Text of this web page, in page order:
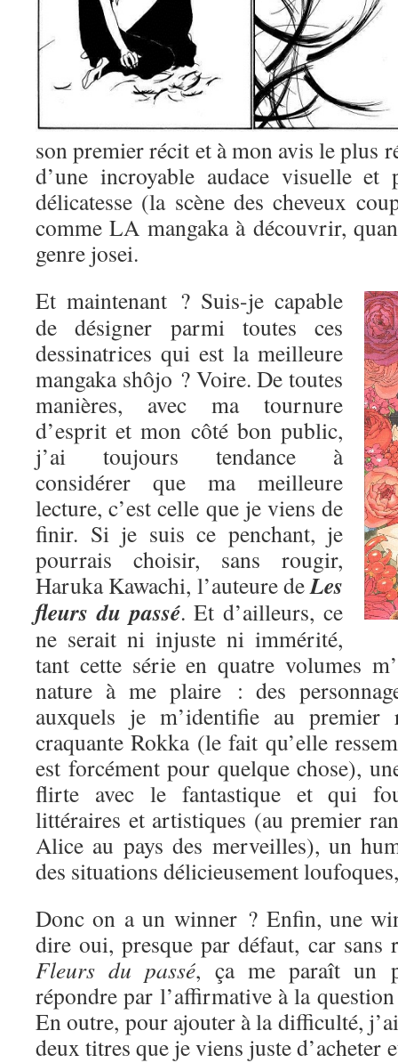
son premier récit et à mon avis le plus
d’une incroyable audace visuelle et
délicatesse (la scène des cheveux
comme LA mangaka à découvrir,
genre josei.
Et maintenant ? Suis-je capable
de désigner parmi toutes ces
dessinatrices qui est la meilleure
mangaka shôjo ? Voire. De toutes
manières, avec ma tournure
d’esprit et mon côté bon public,
j’ai toujours tendance à
considérer que ma meilleure
lecture, c’est celle que je viens de
finir. Si je suis ce penchant, je
pourrais choisir, sans rougir,
Haruka Kawachi, l’auteure deLes
fleurs du passé. Et d’ailleurs, ce
ne serait ni injuste ni immérité,
tant cette série en quatre volumes
nature à me plaire : des
auxquels je m’identifie au premier
craquante Rokka (le fait qu’elle
est forcément pour quelque chose),
flirte avec le fantastique et qui
littéraires et artistiques (au premier
Alice au pays des merveilles), un
des situations délicieusement
Donc on a un winner ? Enfin, une
dire oui, presque par défaut, car sans
Fleurs du passé, ça me paraît un
répondre par l’affirmative à la
En outre, pour ajouter à la difficulté,
deux titres que je viens juste d’acheter